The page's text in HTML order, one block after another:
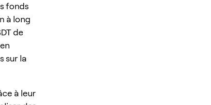
fonds
à long
de
sur la
à leur